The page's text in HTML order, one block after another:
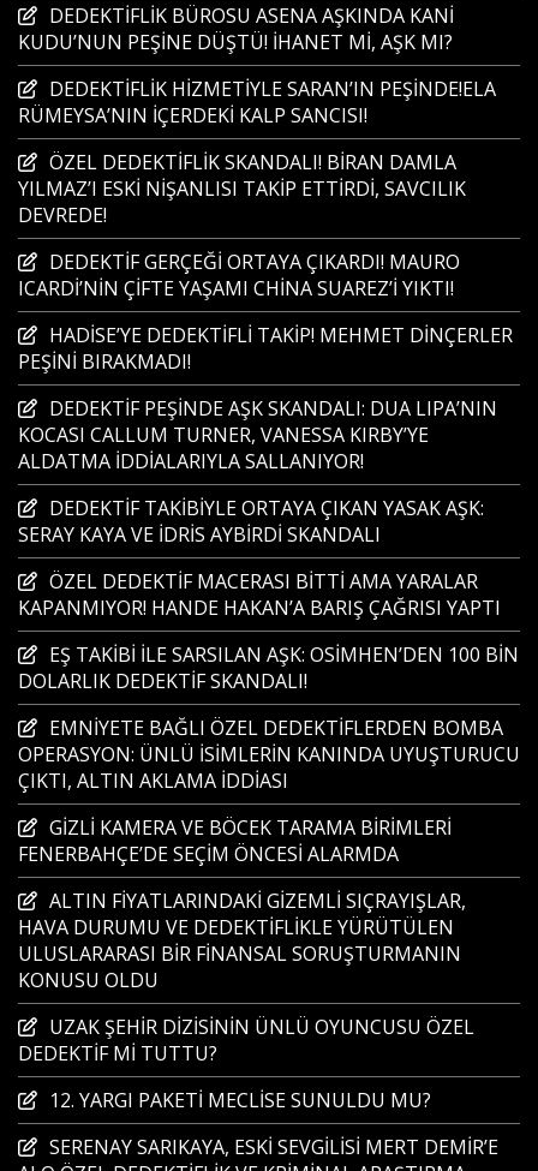
DEDEKTİFLİK BÜROSU ASENA AŞKINDA KANİ
KUDU’NUN PEŞİNE DÜŞTÜ! İHANET Mİ, AŞK MI?
DEDEKTİFLİK HİZMETİYLE SARAN’IN PEŞİNDE!ELA
RÜMEYSA’NIN İÇERDEKİ KALP SANCISI!
ÖZEL DEDEKTİFLİK SKANDALI! BİRAN DAMLA
YILMAZ’I ESKİ NİŞANLISI TAKİP ETTİRDİ, SAVCILIK
DEVREDE!
DEDEKTİF GERÇEĞİ ORTAYA ÇIKARDI! MAURO
ICARDİ’NİN ÇİFTE YAŞAMI CHİNA SUAREZ’İ YIKTI!
HADİSE’YE DEDEKTİFLİ TAKİP! MEHMET DİNÇERLER
PEŞİNİ BIRAKMADI!
DEDEKTİF PEŞİNDE AŞK SKANDALI: DUA LIPA’NIN
KOCASI CALLUM TURNER, VANESSA KIRBY’YE
ALDATMA İDDİALARIYLA SALLANIYOR!
DEDEKTİF TAKİBİYLE ORTAYA ÇIKAN YASAK AŞK:
SERAY KAYA VE İDRİS AYBİRDİ SKANDALI
ÖZEL DEDEKTİF MACERASI BİTTİ AMA YARALAR
KAPANMIYOR! HANDE HAKAN’A BARIŞ ÇAĞRISI YAPTI
EŞ TAKİBİ İLE SARSILAN AŞK: OSİMHEN’DEN 100 BİN
DOLARLIK DEDEKTİF SKANDALI!
EMNİYETE BAĞLI ÖZEL DEDEKTİFLERDEN BOMBA
OPERASYON: ÜNLÜ İSİMLERİN KANINDA UYUŞTURUCU
ÇIKTI, ALTIN AKLAMA İDDİASI
GİZLİ KAMERA VE BÖCEK TARAMA BİRİMLERİ
FENERBAHÇE’DE SEÇİM ÖNCESİ ALARMDA
ALTIN FİYATLARINDAKİ GİZEMLİ SIÇRAYIŞLAR,
HAVA DURUMU VE DEDEKTİFLİKLE YÜRÜTÜLEN
ULUSLARARASI BİR FİNANSAL SORUŞTURMANIN
KONUSU OLDU
UZAK ŞEHİR DİZİSİNİN ÜNLÜ OYUNCUSU ÖZEL
DEDEKTİF Mİ TUTTU?
12. YARGI PAKETİ MECLİSE SUNULDU MU?
SERENAY SARIKAYA, ESKİ SEVGİLİSİ MERT DEMİR’E